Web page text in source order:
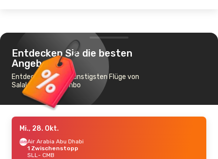
Entdecken Sie die besten
Angebote
Entdecken Sie die günstigsten Flüge von
Salalah nach Colombo
Mi., 28. Okt.
Air Arabia Abu Dhabi
1 Zwischenstopp
SLL- CMB